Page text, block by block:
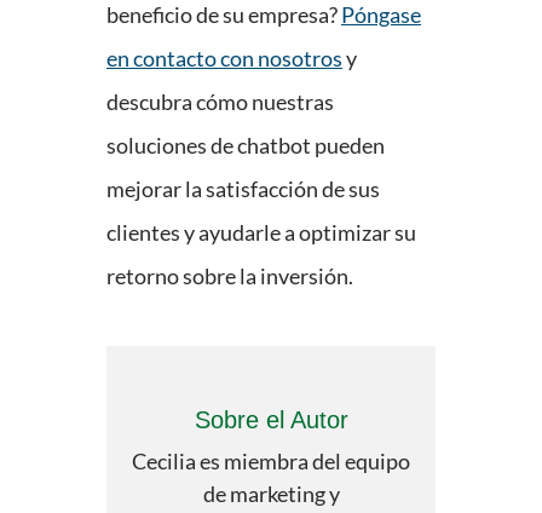
beneficio de su empresa?Póngase
en contacto con nosotrosy
descubra cómo nuestras
soluciones de chatbot pueden
mejorar la satisfacción de sus
clientes y ayudarle a optimizar su
retorno sobre la inversión.
Sobre el Autor
Cecilia es miembra del equipo
de marketing y